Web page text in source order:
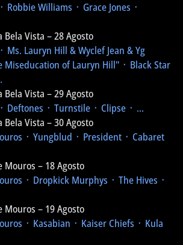
᛫ Robbie Williams ᛫ Grace Jones ᛫
Bela Vista – 28 Agosto
᛫ Ms. Lauryn Hill & Wyclef Jean & Yg
Miseducation of Lauryn Hill" ᛫ Black Star
Bela Vista – 29 Agosto
᛫ Deftones ᛫ Turnstile ᛫ Clipse ᛫ ...
Bela Vista – 30 Agosto
᛫ Yungblud ᛫ President ᛫ Cabaret
Mouros – 18 Agosto
᛫ Dropkick Murphys ᛫ The Hives ᛫
Mouros – 19 Agosto
᛫ Kasabian ᛫ Kaiser Chiefs ᛫ Kula